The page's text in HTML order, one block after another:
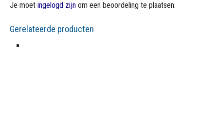
Je moet ingelogd zijn om een beoordeling te plaatsen.
Gerelateerde producten